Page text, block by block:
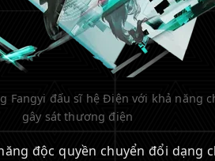
Fangyi đấu sĩ hệ Điện với khả năng
gây sát thương điện
độc quyền chuyển đổi dạng